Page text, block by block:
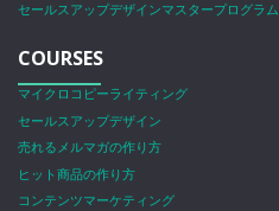
セールスアップデザインマスタープログラム
COURSES
マイクロコピーライティング
セールスアップデザイン
売れるメルマガの作り方
ヒット商品の作り方
コンテンツマーケティング